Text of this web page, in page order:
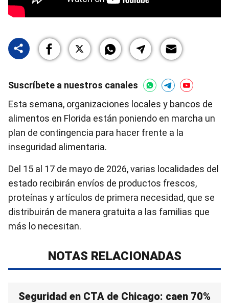
Suscríbete a nuestros canales
Esta semana, organizaciones locales y bancos de
alimentos en Florida están poniendo en marcha un
plan de contingencia para hacer frente a la
inseguridad alimentaria.
Del 15 al 17 de mayo de 2026, varias localidades del
estado recibirán envíos de productos frescos,
proteínas y artículos de primera necesidad, que se
distribuirán de manera gratuita a las familias que
más lo necesitan.
NOTAS RELACIONADAS
Seguridad en CTA de Chicago: caen 70%